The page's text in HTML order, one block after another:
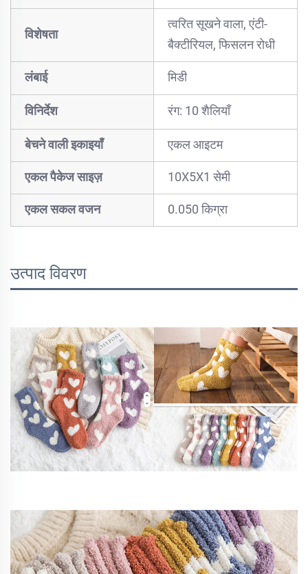
विशेषता
त्वरित सूखने वाला, एंटी-
बैक्टीरियल, फिसलन रोधी
लंबाई मिडी
विनिर्देश रंग: 10 शैलियाँ
बेचने वाली इकाइयाँ एकल आइटम
एकल पैकेज साइज़ 10X5X1 सेमी
एकल सकल वजन 0.050 किग्रा
उत्पाद विवरण